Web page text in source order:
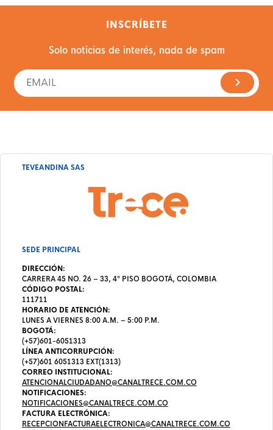
INSCRÍBETE
Solo noticias de interés, nada de spam
TEVEANDINA SAS
SEDE PRINCIPAL
DIRECCIÓN:
CARRERA 45 NO. 26 – 33, 4º PISO BOGOTÁ, COLOMBIA
CÓDIGO POSTAL:
111711
HORARIO DE ATENCIÓN:
LUNES A VIERNES 8:00 A.M. – 5:00 P.M.
BOGOTÁ:
(+57)601-6051313
LÍNEA ANTICORRUPCIÓN:
(+57)601 6051313 EXT(1313)
CORREO INSTITUCIONAL:
ATENCIONALCIUDADANO@CANALTRECE.COM.CO
NOTIFICACIONES:
NOTIFICACIONES@CANALTRECE.COM.CO
FACTURA ELECTRÓNICA:
RECEPCIONFACTURAELECTRONICA@CANALTRECE.COM.CO